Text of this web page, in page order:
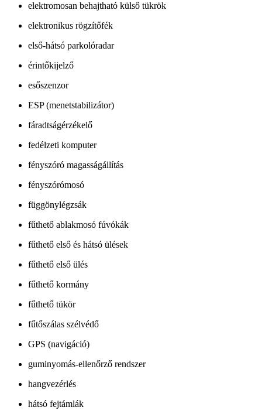
elektromosan behajtható külső tükrök
elektronikus rögzítőfék
első-hátsó parkolóradar
érintőkijelző
esőszenzor
ESP (menetstabilizátor)
fáradtságérzékelő
fedélzeti komputer
fényszóró magasságállítás
fényszórómosó
függönylégzsák
fűthető ablakmosó fúvókák
fűthető első és hátsó ülések
fűthető első ülés
fűthető kormány
fűthető tükör
fűtőszálas szélvédő
GPS (navigáció)
guminyomás-ellenőrző rendszer
hangvezérlés
hátsó fejtámlák